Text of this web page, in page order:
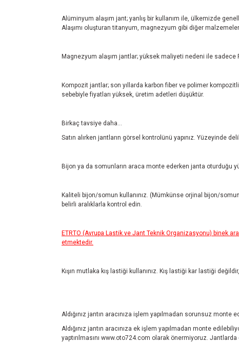
Alüminyum alaşım jant; yanlış bir kullanım ile, ülkemizde
Alaşımı oluşturan titanyum, magnezyum gibi diğer
Magnezyum alaşım jantlar; yüksek maliyeti nedeni ile sadece
Kompozit jantlar; son yıllarda karbon fiber ve polimer
sebebiyle fiyatları yüksek, üretim adetleri düşüktür.
Birkaç tavsiye daha...
Satın alırken jantların görsel kontrolünü yapınız. Yüzeyinde
Bijon ya da somunların araca monte ederken janta oturduğu
Kaliteli bijon/somun kullanınız. (Mümkünse orjinal bijon/
belirli aralıklarla kontrol edin.
ETRTO (Avrupa Lastik ve Jant Teknik Organizasyonu) binek
etmektedir.
Kışın mutlaka kış lastiği kullanınız. Kış lastiği kar lastiği
Aldığınız jantın aracınıza işlem yapılmadan sorunsuz monte
Aldığınız jantın aracınıza ek işlem yapılmadan monte
yaptırılmasını www.oto724.com olarak önermiyoruz. Jantlarda